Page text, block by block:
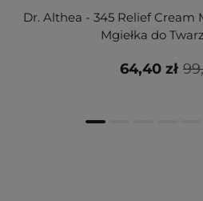
Dr. Althea - 345 Relief Cream
Mgiełka do
64,40 zł